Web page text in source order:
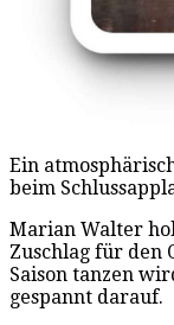
Ein
beim
Marian Walter
Zuschlag für den
Saison tanzen
gespannt darauf.